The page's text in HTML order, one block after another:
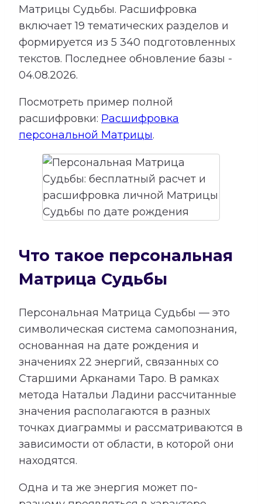
Матрицы Судьбы. Расшифровка
включает19 тематических разделов и
формируется из 5 340 подготовленных
текстов. Последнее обновление базы -
04.08.2026.
Посмотреть пример полной
расшифровки: Расшифровка
персональной Матрицы.
Что такое персональная
Матрица Судьбы
Персональная Матрица Судьбы — это
символическая система самопознания,
основанная на дате рождения и
значениях 22 энергий, связанных со
Старшими Арканами Таро. В рамках
метода Натальи Ладини рассчитанные
значения располагаются в разных
точках диаграммы и рассматриваются в
зависимости от области, в которой они
находятся.
Одна и та же энергия может по-